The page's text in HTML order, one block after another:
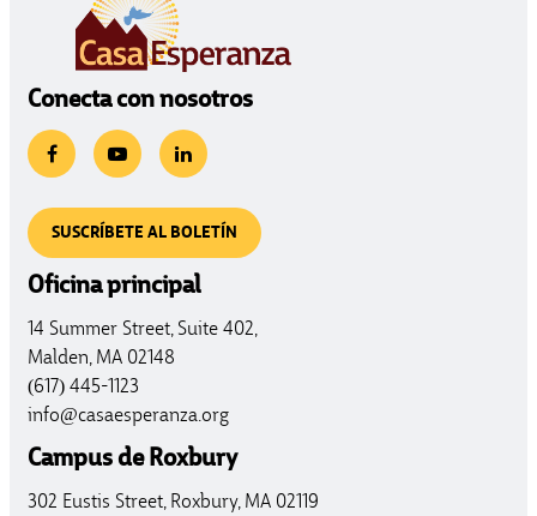
Conecta con nosotros
SUSCRÍBETE AL BOLETÍN
Oficina principal
14 Summer Street, Suite 402,
Malden, MA 02148
(617) 445-1123
info@casaesperanza.org
Campus de Roxbury
302 Eustis Street, Roxbury, MA 02119